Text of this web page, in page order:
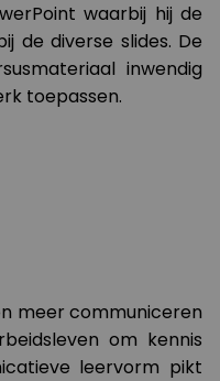
waarbij hij de
de diverse slides. De
inwendig
toepassen.
meer communiceren
om kennis
leervorm pikt